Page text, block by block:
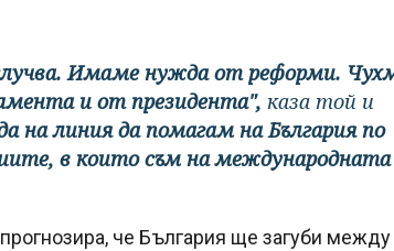
Имаме нужда от реформи.
и от президента", каза той и
на линия да помагам на България по
в които съм на международната
че България ще загуби между